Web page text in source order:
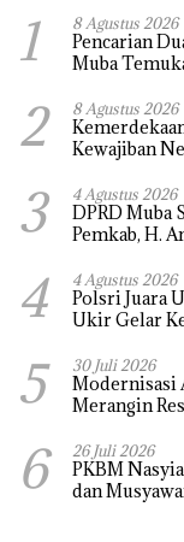
1 8 Agustus 2026
Pencarian
Muba
2 8 Agustus 2026
Kewajiban
3 4 Agustus 2026
DPRD Muba
Pemkab, H.
4 4 Agustus 2026
Polsri Juara
Ukir Gelar
5 30 Juli 2026
Modernisasi
Merangin
6 26 Juli 2026
PKBM
dan